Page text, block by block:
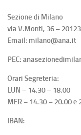
Sezione di Milano
via V.Monti, 36 –
Email: milano@ana.it
PEC:
Orari Segreteria:
LUN – 14.30 – 18.00
MER – 14.30 – 20.00 e
IBAN: